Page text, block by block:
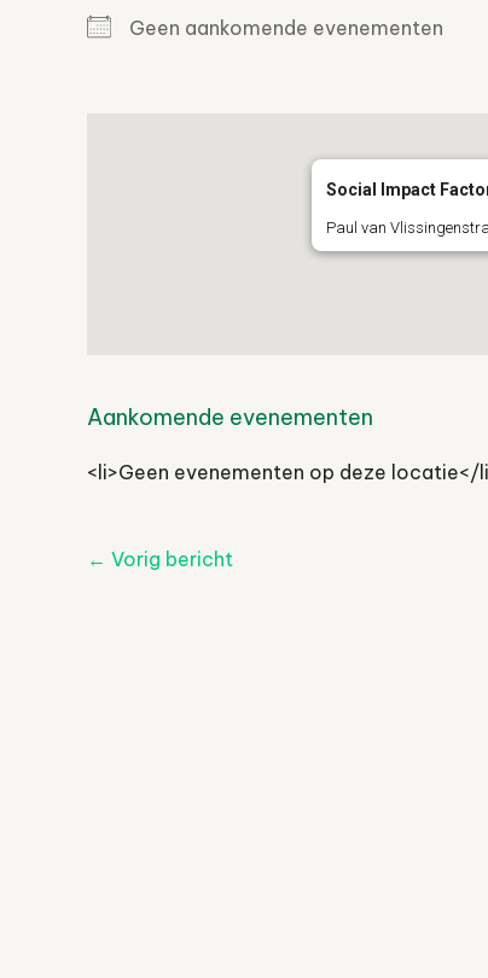
Geen aankomende evenementen
Social Impact
Paul van
Aankomende evenementen
<li>Geen evenementen op deze locatie</
Post
← Vorig bericht